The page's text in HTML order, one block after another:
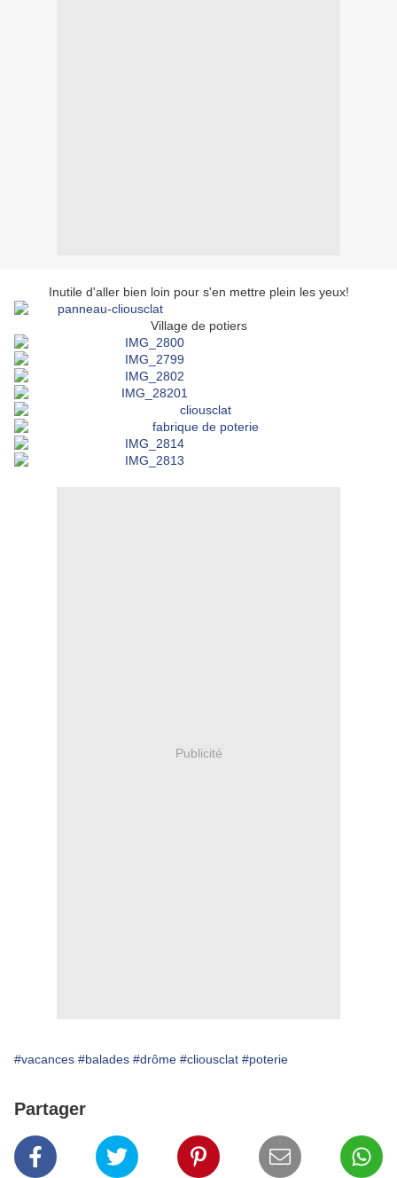
Inutile d'aller bien loin pour s'en mettre plein les yeux!
Village de potiers
Publicité
#vacances #balades #drôme #cliousclat #poterie
Partager